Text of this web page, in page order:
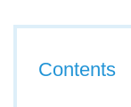
Contents